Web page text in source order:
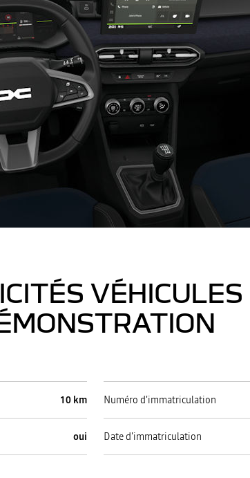
VÉHICULES
10 km Numéro d'immatriculation
oui Date d'immatriculation